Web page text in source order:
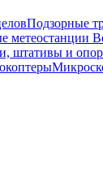
Подзорные
метеостанции
штативы и